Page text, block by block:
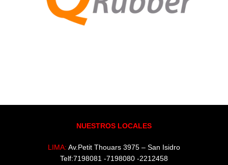
NUESTROS LOCALES
LIMA: Av.Petit Thouars 3975 – San Isidro
Telf:7198081 -7198080 -2212458